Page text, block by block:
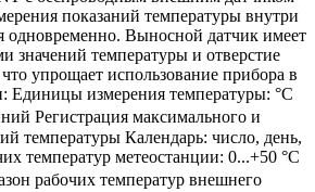
показаний температуры внутри
Выносной датчик имеет
значений температуры и отверстие
упрощает использование прибора в
Единицы измерения температуры: °С
Регистрация максимального и
температуры Календарь: число, день,
температур метеостанции: 0...+50 °С
рабочих температур внешнего